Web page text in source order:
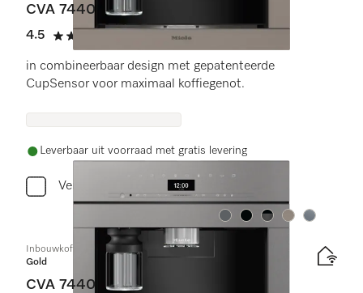
CVA 7440
4.5
4.5 sterren op 5
(11 beoordelingen)
in combineerbaar design met gepatenteerde
CupSensor voor maximaal koffiegenot.
Leverbaar uit voorraad met gratis levering
Vergelijken
Kleur:Kleur:Kleur:Kleur:Kleur:
Inbouwkoffiemachine
Gold
CVA 7440